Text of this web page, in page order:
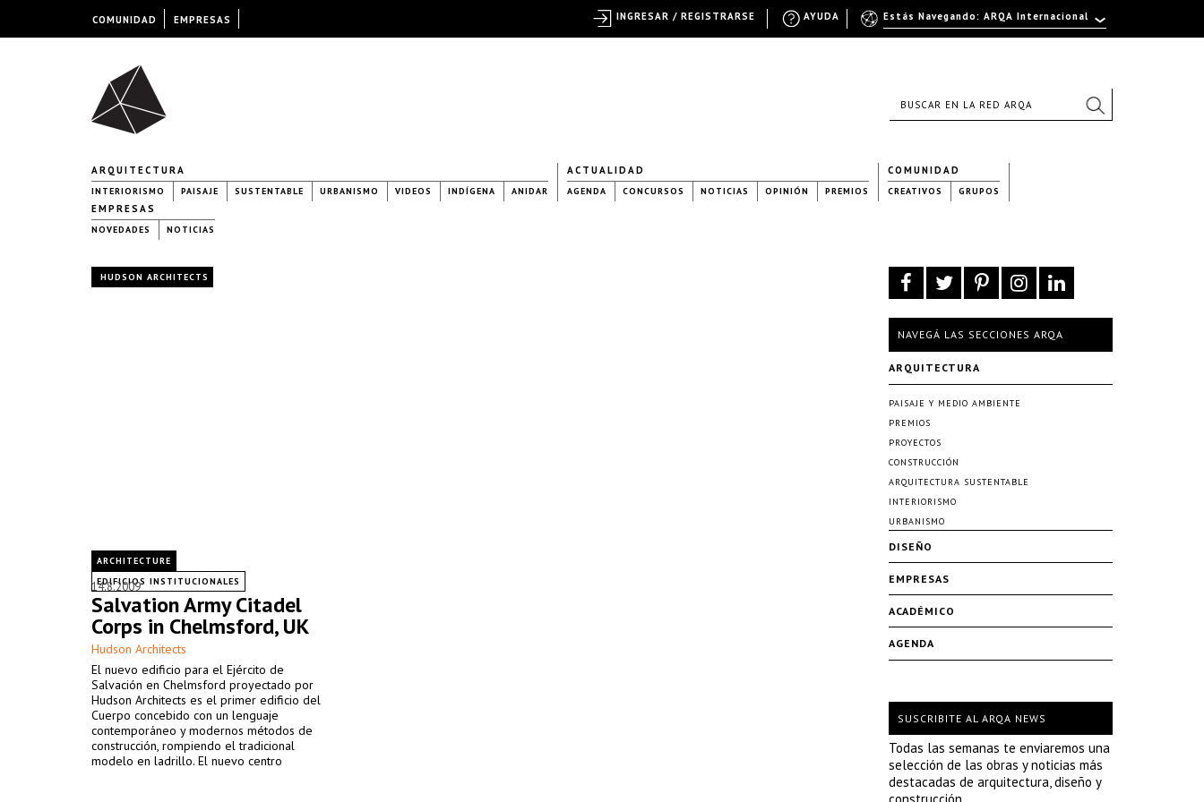
ARQUITECTURA
INTERIORISMO PAISAJE SUSTENTABLE URBANISMO VIDEOS INDÍGENA ANIDAR
ACTUALIDAD
AGENDA CONCURSOS NOTICIAS OPINIÓN PREMIOS
COMUNIDAD
CREATIVOS GRUPOS
EMPRESAS
NOVEDADES NOTICIAS
HUDSON ARCHITECTS
ARCHITECTURE
EDIFICIOS INSTITUCIONALES
14.8.2009
Salvation Army Citadel
Corps in Chelmsford, UK
Hudson Architects
El nuevo edificio para el Ejército de
Salvación en Chelmsford proyectado por
Hudson Architects es el primer edificio del
Cuerpo concebido con un lenguaje
contemporáneo y modernos métodos de
construcción, rompiendo el tradicional
modelo en ladrillo. El nuevo centro
NAVEGÁ LAS SECCIONES ARQA
ARQUITECTURA
PAISAJE Y MEDIO AMBIENTE
PREMIOS
PROYECTOS
CONSTRUCCIÓN
ARQUITECTURA SUSTENTABLE
INTERIORISMO
URBANISMO
DISEÑO
EMPRESAS
ACADÉMICO
AGENDA
SUSCRIBITE AL ARQA NEWS
Todas las semanas te enviaremos una
selección de las obras y noticias más
destacadas de arquitectura, diseño y
COMUNIDAD EMPRESAS Estás Navegando: ARQA Internacional
AYUDA
INGRESAR / REGISTRARSE